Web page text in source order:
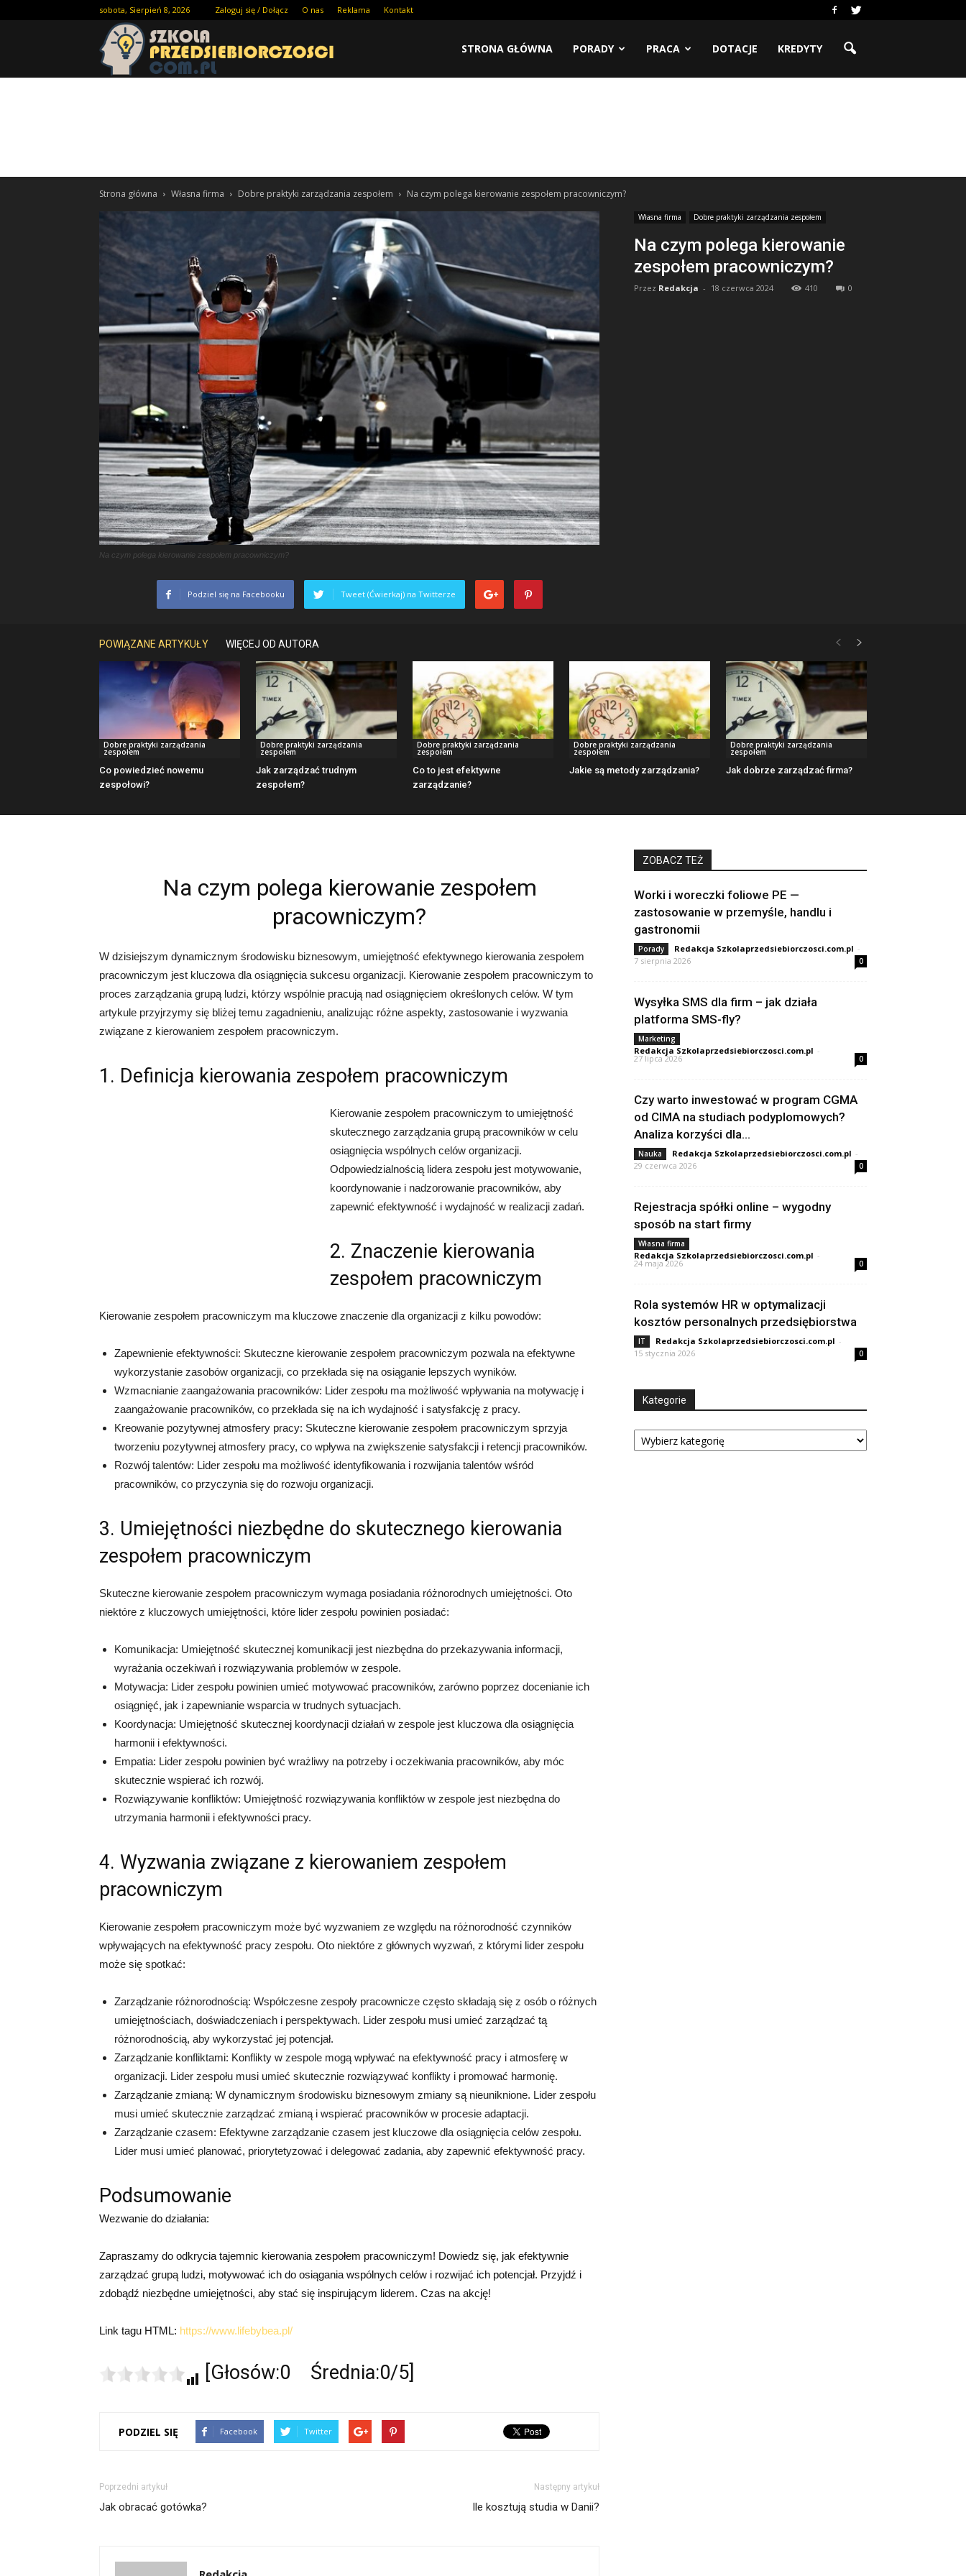
sobota, Sierpień 8, 2026 Zaloguj się / Dołącz O nas Reklama Kontakt
STRONA GŁÓWNA PORADY PRACA DOTACJE KREDYTY
Strona główna Własna firma Dobre praktyki zarządzania zespołem Na czym polega kierowanie zespołem pracowniczym?
Własna firma Dobre praktyki zarządzania zespołem
Na czym polega kierowanie
zespołem pracowniczym?
Przez Redakcja - 18 czerwca 2024 410 0
Na czym polega kierowanie zespołem pracowniczym?
Podziel się na Facebooku Tweet (Ćwierkaj) na Twitterze
POWIĄZANE ARTYKUŁY WIĘCEJ OD AUTORA
Dobre praktyki zarządzania
zespołem
Co powiedzieć nowemu
zespołowi?
Dobre praktyki zarządzania
zespołem
Jak zarządzać trudnym
zespołem?
Dobre praktyki zarządzania
zespołem
Co to jest efektywne
zarządzanie?
Dobre praktyki zarządzania
zespołem
Jakie są metody zarządzania?
Dobre praktyki zarządzania
zespołem
Jak dobrze zarządzać firma?
Na czym polega kierowanie zespołem
pracowniczym?
W dzisiejszym dynamicznym środowisku biznesowym, umiejętność efektywnego kierowania zespołem
pracowniczym jest kluczowa dla osiągnięcia sukcesu organizacji. Kierowanie zespołem pracowniczym to
proces zarządzania grupą ludzi, którzy wspólnie pracują nad osiągnięciem określonych celów. W tym
artykule przyjrzymy się bliżej temu zagadnieniu, analizując różne aspekty, zastosowanie i wyzwania
związane z kierowaniem zespołem pracowniczym.
1. Definicja kierowania zespołem pracowniczym
Kierowanie zespołem pracowniczym to umiejętność
skutecznego zarządzania grupą pracowników w celu
osiągnięcia wspólnych celów organizacji.
Odpowiedzialnością lidera zespołu jest motywowanie,
koordynowanie i nadzorowanie pracowników, aby
zapewnić efektywność i wydajność w realizacji zadań.
2. Znaczenie kierowania
zespołem pracowniczym
Kierowanie zespołem pracowniczym ma kluczowe znaczenie dla organizacji z kilku powodów:
Zapewnienie efektywności: Skuteczne kierowanie zespołem pracowniczym pozwala na efektywne
wykorzystanie zasobów organizacji, co przekłada się na osiąganie lepszych wyników.
Wzmacnianie zaangażowania pracowników: Lider zespołu ma możliwość wpływania na motywację i
zaangażowanie pracowników, co przekłada się na ich wydajność i satysfakcję z pracy.
Kreowanie pozytywnej atmosfery pracy: Skuteczne kierowanie zespołem pracowniczym sprzyja
tworzeniu pozytywnej atmosfery pracy, co wpływa na zwiększenie satysfakcji i retencji pracowników.
Rozwój talentów: Lider zespołu ma możliwość identyfikowania i rozwijania talentów wśród
pracowników, co przyczynia się do rozwoju organizacji.
3. Umiejętności niezbędne do skutecznego kierowania
zespołem pracowniczym
Skuteczne kierowanie zespołem pracowniczym wymaga posiadania różnorodnych umiejętności. Oto
niektóre z kluczowych umiejętności, które lider zespołu powinien posiadać:
Komunikacja: Umiejętność skutecznej komunikacji jest niezbędna do przekazywania informacji,
wyrażania oczekiwań i rozwiązywania problemów w zespole.
Motywacja: Lider zespołu powinien umieć motywować pracowników, zarówno poprzez docenianie ich
osiągnięć, jak i zapewnianie wsparcia w trudnych sytuacjach.
Koordynacja: Umiejętność skutecznej koordynacji działań w zespole jest kluczowa dla osiągnięcia
harmonii i efektywności.
Empatia: Lider zespołu powinien być wrażliwy na potrzeby i oczekiwania pracowników, aby móc
skutecznie wspierać ich rozwój.
Rozwiązywanie konfliktów: Umiejętność rozwiązywania konfliktów w zespole jest niezbędna do
utrzymania harmonii i efektywności pracy.
4. Wyzwania związane z kierowaniem zespołem
pracowniczym
Kierowanie zespołem pracowniczym może być wyzwaniem ze względu na różnorodność czynników
wpływających na efektywność pracy zespołu. Oto niektóre z głównych wyzwań, z którymi lider zespołu
może się spotkać:
Zarządzanie różnorodnością: Współczesne zespoły pracownicze często składają się z osób o różnych
umiejętnościach, doświadczeniach i perspektywach. Lider zespołu musi umieć zarządzać tą
różnorodnością, aby wykorzystać jej potencjał.
Zarządzanie konfliktami: Konflikty w zespole mogą wpływać na efektywność pracy i atmosferę w
organizacji. Lider zespołu musi umieć skutecznie rozwiązywać konflikty i promować harmonię.
Zarządzanie zmianą: W dynamicznym środowisku biznesowym zmiany są nieuniknione. Lider zespołu
musi umieć skutecznie zarządzać zmianą i wspierać pracowników w procesie adaptacji.
Zarządzanie czasem: Efektywne zarządzanie czasem jest kluczowe dla osiągnięcia celów zespołu.
Lider musi umieć planować, priorytetyzować i delegować zadania, aby zapewnić efektywność pracy.
Podsumowanie
Wezwanie do działania:
Zapraszamy do odkrycia tajemnic kierowania zespołem pracowniczym! Dowiedz się, jak efektywnie
zarządzać grupą ludzi, motywować ich do osiągania wspólnych celów i rozwijać ich potencjał. Przyjdź i
zdobądź niezbędne umiejętności, aby stać się inspirującym liderem. Czas na akcję!
Link tagu HTML: https://www.lifebybea.pl/
[Głosów:0 Średnia:0/5]
PODZIEL SIĘ Facebook Twitter
Poprzedni artykuł
Jak obracać gotówka?
Następny artykuł
Ile kosztują studia w Danii?
ZOBACZ TEŻ
Worki i woreczki foliowe PE —
zastosowanie w przemyśle, handlu i
gastronomii
Porady Redakcja Szkolaprzedsiebiorczosci.com.pl -
7 sierpnia 2026
0
Wysyłka SMS dla firm – jak działa
platforma SMS-fly?
Marketing
Redakcja Szkolaprzedsiebiorczosci.com.pl -
27 lipca 2026 0
Czy warto inwestować w program CGMA
od CIMA na studiach podyplomowych?
Analiza korzyści dla...
Nauka Redakcja Szkolaprzedsiebiorczosci.com.pl -
29 czerwca 2026
0
Rejestracja spółki online – wygodny
sposób na start firmy
Własna firma
Redakcja Szkolaprzedsiebiorczosci.com.pl -
24 maja 2026 0
Rola systemów HR w optymalizacji
kosztów personalnych przedsiębiorstwa
IT Redakcja Szkolaprzedsiebiorczosci.com.pl -
15 stycznia 2026
0
Kategorie
Kategorie